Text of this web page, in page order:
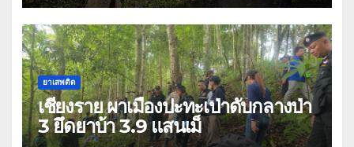
ยาเสพติด
เชียงราย ผาเมืองปะทะเป่าดับกลางป่า
3 ยึดยาบ้า 3.9 แสนเม็